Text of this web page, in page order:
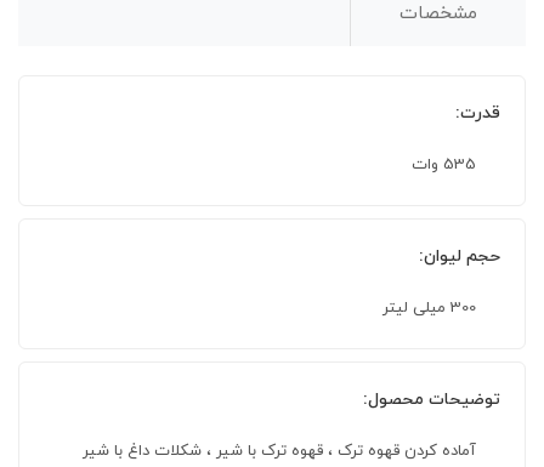
مشخصات
قدرت:
535 وات
حجم لیوان:
300 میلی لیتر
توضیحات محصول:
آماده کردن قهوه ترک ، قهوه ترک با شیر ، شکلات داغ با شیر